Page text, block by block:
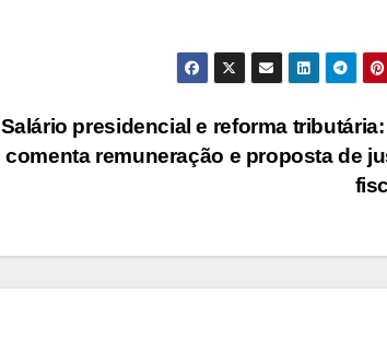
Salário presidencial e reforma
comenta remuneração e proposta de